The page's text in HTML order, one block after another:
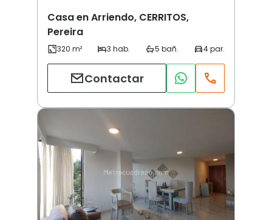
Casa en Arriendo, CERRITOS,
Pereira
Contactar